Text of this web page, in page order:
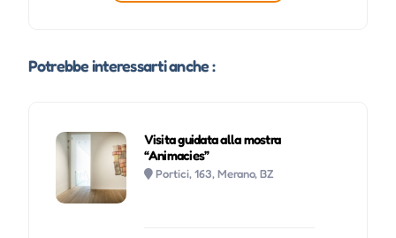
Potrebbe interessarti anche :
Visita guidata alla mostra
“Animacies”
Portici, 163, Merano, BZ